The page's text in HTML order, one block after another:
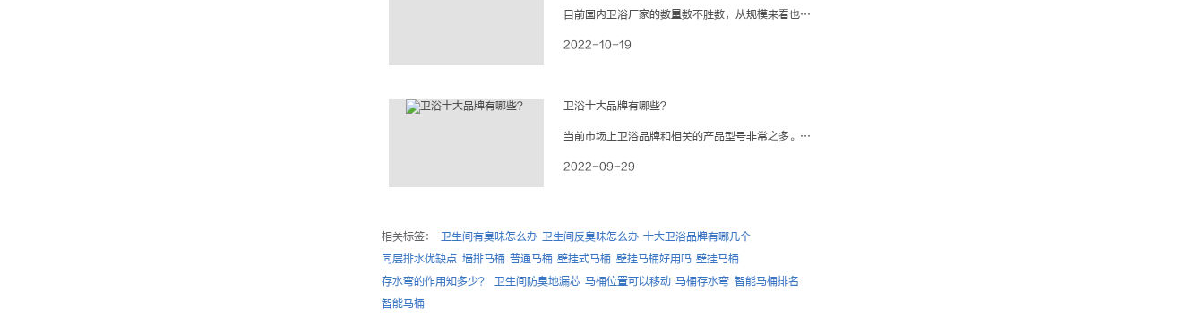
目前国内卫浴厂家的数量数不胜数，从规模来看也是大小不一、水平参差不齐，就比如说卫生间的地漏，有的只需要几十块，而有的售价高达上千元，而这主要是受造型、使用技术、使用材质、配件情况等等的影响。对于大部分装修用户，对于卫浴品牌排行以及产品大体情况都知之甚少。要想选购到一个好的卫浴产品需要花费不少的时间与
2022-10-19
卫浴十大品牌有哪些？
当前市场上卫浴品牌和相关的产品型号非常之多。所谓隔行如隔山，我们如何确保买家在不熟悉情况下可以选购到符合心意的卫浴产品呢?这个问题一直是消费者非常关心的事情。作为一个大数据时代，搜索引擎已经为我们筛选出了卫浴十大品牌，我们可以就此作为选择的方向。从使用者的角度来说，听到的始终是听到的，只有我们自己亲
2022-09-29
相关标签： 卫生间有臭味怎么办 卫生间反臭味怎么办 十大卫浴品牌有哪几个
同层排水优缺点 墙排马桶 普通马桶 壁挂式马桶 壁挂马桶好用吗 壁挂马桶
存水弯的作用知多少？
卫生间防臭地漏芯 马桶位置可以移动 马桶存水弯 智能马桶排名
智能马桶